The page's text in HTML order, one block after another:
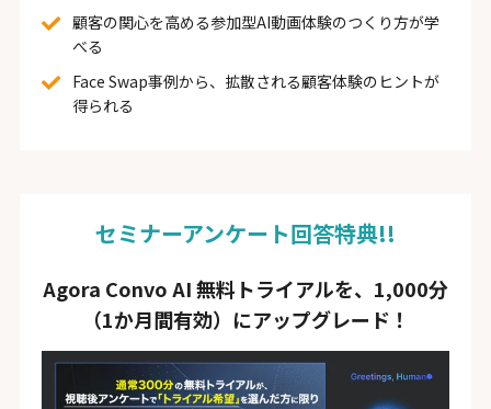
顧客の関心を高める参加型AI動画体験のつくり方が学
べる
Face Swap事例から、拡散される顧客体験のヒントが
得られる
セミナーアンケート回答特典!!
Agora Convo AI 無料トライアルを、1,000分
（1か月間有効）にアップグレード！